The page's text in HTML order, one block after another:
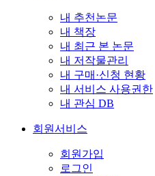
내 추천논문
내 책장
내 최근 본 논문
내 저작물관리
내 구매·신청 현황
내 서비스 사용권한
내 관심 DB
회원서비스
회원가입
로그인